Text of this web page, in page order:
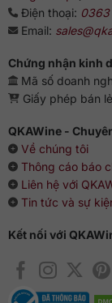
Điện thoại:
Email:
Chứng nhận kinh
Mã số doanh
Giấy phép bán
QKAWine -
Về chúng tôi
Thông cáo báo
Liên hệ với
Tin tức và sự
Kết nối với